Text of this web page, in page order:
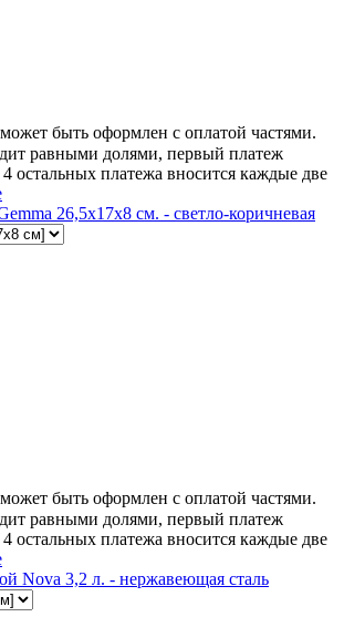
быть оформлен с оплатой частями.
равными долями, первый платеж
4 остальных платежа вносится каждые две
26,5x17x8 см. - светло-коричневая
быть оформлен с оплатой частями.
равными долями, первый платеж
4 остальных платежа вносится каждые две
Nova 3,2 л. - нержавеющая сталь